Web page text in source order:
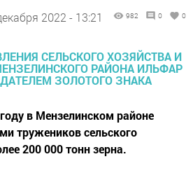
2022 - 13:21 982 0 0
в Мензелинском районе
тружеников сельского
200 000 тонн зерна.